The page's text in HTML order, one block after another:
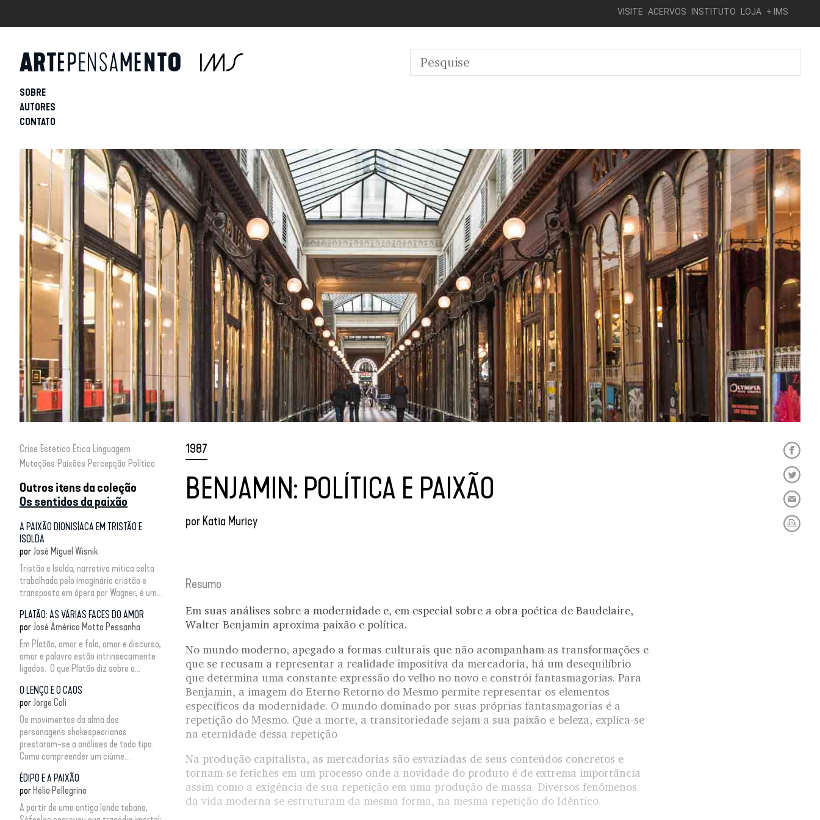
VISITE ACERVOS INSTITUTO LOJA + IMS
SOBRE
AUTORES
CONTATO
Crise Estética Ética Linguagem
Mutações Paixões Percepção Política
Outros itens da coleção
Os sentidos da paixão
A PAIXÃO DIONISÍACA EM TRISTÃO E
ISOLDA
por José Miguel Wisnik
Tristão e Isolda, narrativa mítica celta
trabalhada pelo imaginário cristão e
transposta em ópera por Wagner, é um...
PLATÃO: AS VÁRIAS FACES DO AMOR
por José Américo Motta Pessanha
Em Platão, amor e fala, amor e discurso,
amor e palavra estão intrinsecamente
ligados. O que Platão diz sobre a...
O LENÇO E O CAOS
por Jorge Coli
Os movimentos da alma dos
personagens shakespearianos
prestaram-se a análises de todo tipo.
Como compreender um ciúme...
ÉDIPO E A PAIXÃO
por Hélio Pellegrino
A partir de uma antiga lenda tebana,
1987
BENJAMIN: POLÍTICA E PAIXÃO
por Katia Muricy
Resumo
Em suas análises sobre a modernidade e, em especial sobre a obra poética de Baudelaire,
Walter Benjamin aproxima paixão e política.
No mundo moderno, apegado a formas culturais que não acompanham as transformações e
que se recusam a representar a realidade impositiva da mercadoria, há um desequilíbrio
que determina uma constante expressão do velho no novo e constrói fantasmagorias. Para
Benjamin, a imagem do Eterno Retorno do Mesmo permite representar os elementos
específicos da modernidade. O mundo dominado por suas próprias fantasmagorias é a
repetição do Mesmo. Que a morte, a transitoriedade sejam a sua paixão e beleza, explica-se
na eternidade dessa repetição
Na produção capitalista, as mercadorias são esvaziadas de seus conteúdos concretos e
tornam-se fetiches em um processo onde a novidade do produto é de extrema importância
assim como a exigência de sua repetição em uma produção de massa. Diversos fenômenos
da vida moderna se estruturam da mesma forma, na mesma repetição do Idêntico.